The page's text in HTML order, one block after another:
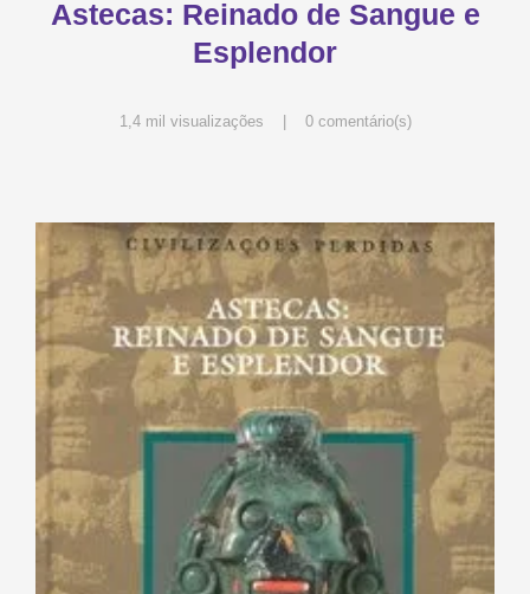
Astecas: Reinado de Sangue e
Esplendor
1,4 mil visualizações | 0 comentário(s)